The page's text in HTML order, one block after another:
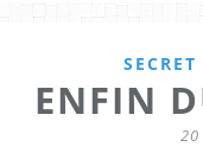
ENFIN
20